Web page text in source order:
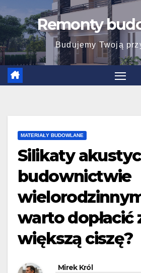
to
content
Remonty
Budujemy Twoją
MATERIAŁY BUDOWLANE
Silikaty
budownictwie
warto dopłacić
większą ciszę?
Mirek Król